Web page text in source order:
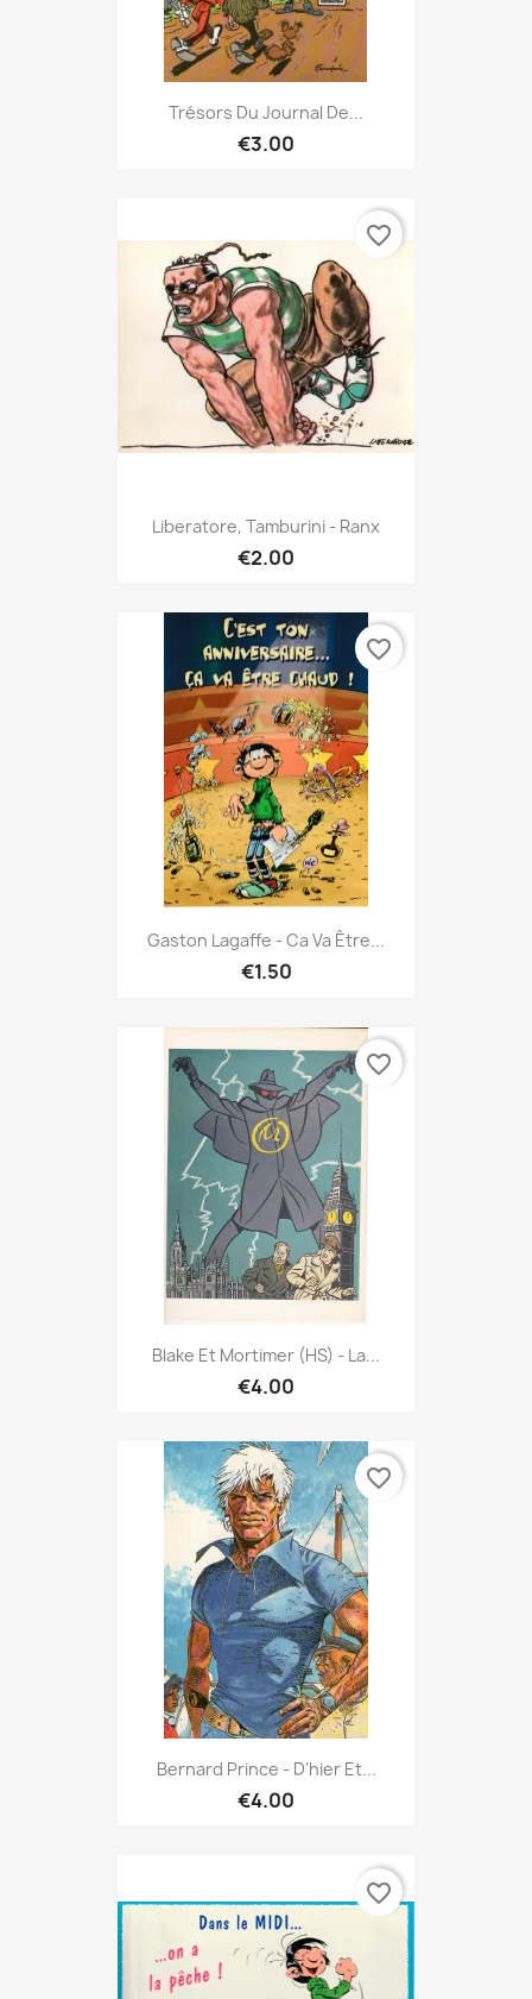
Trésors Du Journal De...
€3.00
Liberatore, Tamburini - Ranx
€2.00
favorite_border
Gaston Lagaffe - Ca Va Être...
€1.50
favorite_border
Blake Et Mortimer (HS) - La...
€4.00
favorite_border
Bernard Prince - D'hier Et...
€4.00
favorite_border
favorite_border